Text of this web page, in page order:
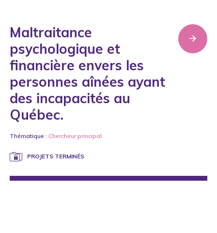
Maltraitance
psychologique et
financière envers les
personnes aînées ayant
des incapacités au
Québec.
Thématique : Chercheur principal
PROJETS TERMINÉS